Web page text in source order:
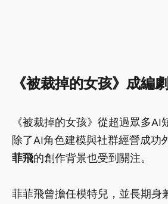
《被裁掉的女孩》成編
《被裁掉的女孩》從超過眾多AI
除了AI角色建模與社群經營成功
菲飛的創作背景也受到關注。
菲菲飛曾擔任模特兒，並長期身